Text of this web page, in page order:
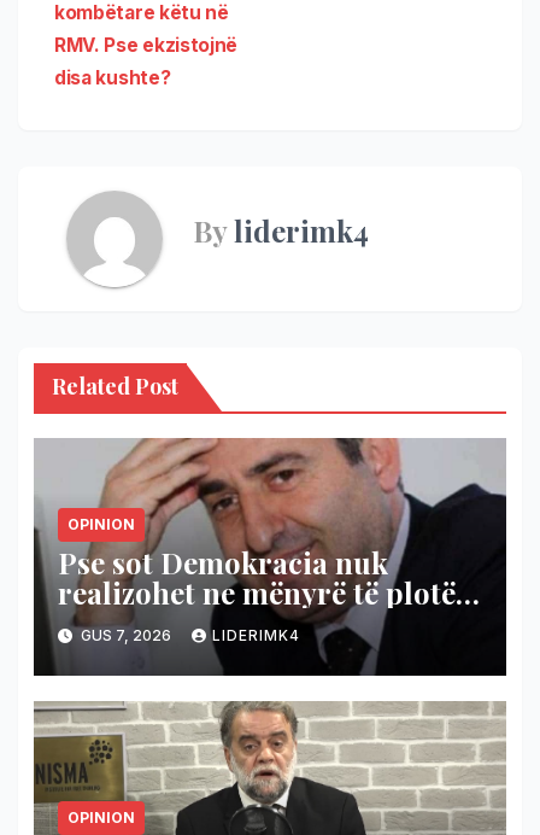
kombëtare këtu në
RMV. Pse ekzistojnë
disa kushte?
Byliderimk4
Related Post
OPINION
Pse sot Demokracia nuk
realizohet ne mënyrë të plotë
dhe reale?
GUS 7, 2026 LIDERIMK4
OPINION